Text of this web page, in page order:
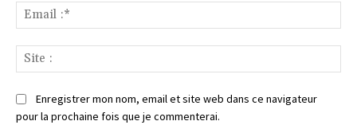
:*
:
Enregistrer mon nom, email et site web dans ce navigateur
pour la prochaine fois que je commenterai.